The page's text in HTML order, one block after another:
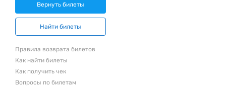
Вернуть билеты
Найти билеты
Правила возврата билетов
Как найти билеты
Как получить чек
Вопросы по билетам